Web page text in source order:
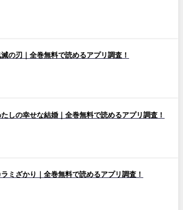
滅の刃｜全巻無料で読めるアプリ調査！
たしの幸せな結婚｜全巻無料で読めるアプリ調査！
ラミざかり｜全巻無料で読めるアプリ調査！